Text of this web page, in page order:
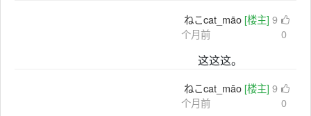
ねこcat_māo [楼主] 9
个月前
0
这这这。
ねこcat_māo [楼主] 9
个月前
0